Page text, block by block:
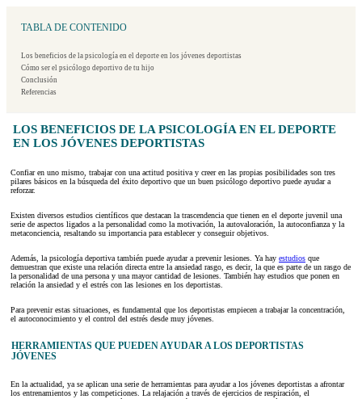
TABLA DE CONTENIDO
Los beneficios de la psicología en el deporte en los jóvenes deportistas
Cómo ser el psicólogo deportivo de tu hijo
Conclusión
Referencias
LOS BENEFICIOS DE LA PSICOLOGÍA EN EL DEPORTE
EN LOS JÓVENES DEPORTISTAS
Confiar en uno mismo, trabajar con una actitud positiva y creer en las propias posibilidades son tres
pilares básicos en la búsqueda del éxito deportivo que un buen psicólogo deportivo puede ayudar a
reforzar.
Existen diversos estudios científicos que destacan la trascendencia que tienen en el deporte juvenil una
serie de aspectos ligados a la personalidad como la motivación, la autovaloración, la autoconfianza y la
metaconciencia, resaltando su importancia para establecer y conseguir objetivos.
Además, la psicología deportiva también puede ayudar a prevenir lesiones. Ya hay estudios que
demuestran que existe una relación directa entre la ansiedad rasgo, es decir, la que es parte de un rasgo de
la personalidad de una persona y una mayor cantidad de lesiones. También hay estudios que ponen en
relación la ansiedad y el estrés con las lesiones en los deportistas.
Para prevenir estas situaciones, es fundamental que los deportistas empiecen a trabajar la concentración,
el autoconocimiento y el control del estrés desde muy jóvenes.
HERRAMIENTAS QUE PUEDEN AYUDAR A LOS DEPORTISTAS
JÓVENES
En la actualidad, ya se aplican una serie de herramientas para ayudar a los jóvenes deportistas a afrontar
los entrenamientos y las competiciones. La relajación a través de ejercicios de respiración, el